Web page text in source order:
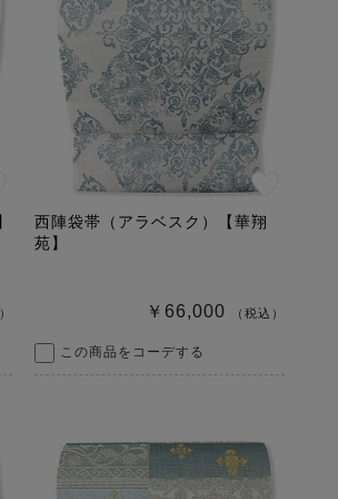
西陣袋帯（アラベスク）【華翔
苑】
￥66,000 （税込）
この商品をコーデする